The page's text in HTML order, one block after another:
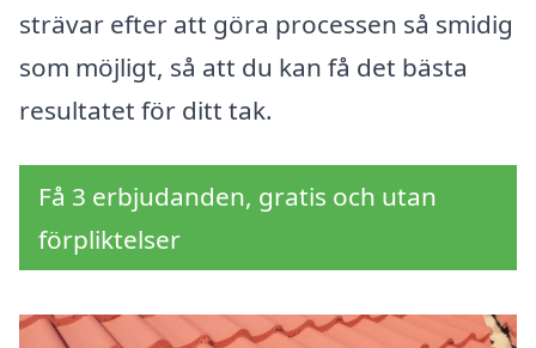
strävar efter att göra processen så smidig
som möjligt, så att du kan få det bästa
resultatet för ditt tak.
Få 3 erbjudanden, gratis och utan
förpliktelser